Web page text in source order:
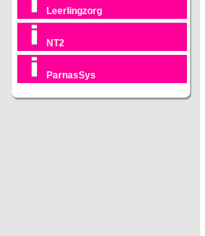
Leerlingzorg
NT2
ParnasSys